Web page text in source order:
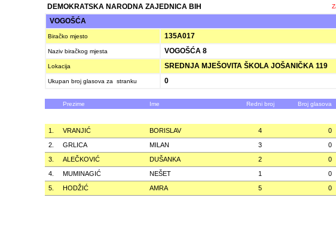
DEMOKRATSKA NARODNA ZAJEDNICA BIH
VOGOŠĆA
Biračko mjesto 135A017
Naziv biračkog mjesta VOGOŠĆA 8
Lokacija SREDNJA MJEŠOVITA ŠKOLA JOŠANIČKA 119
Ukupan broj glasova za stranku 0
Prezime Ime Redni broj Broj glasova
1. VRANJIĆ BORISLAV 4 0
2.
GRLICA MILAN 3 0
3.
ALEČKOVIĆ DUŠANKA 2 0
4.
MUMINAGIĆ NEŠET 1 0
5.
HODŽIĆ AMRA 5 0